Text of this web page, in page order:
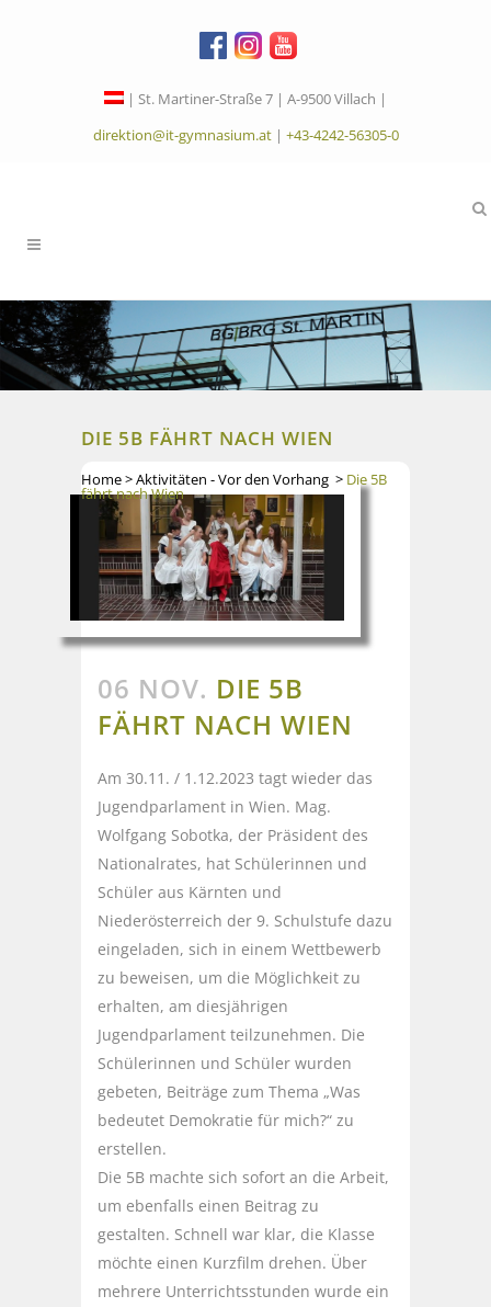
| St. Martiner-Straße 7 | A-9500 Villach |
direktion@it-gymnasium.at| +43-4242-56305-0
DIE 5B FÄHRT NACH WIEN
Home>Aktivitäten - Vor den Vorhang > Die 5B
fährt nach Wien
06 NOV. DIE 5B
FÄHRT NACH WIEN
Am 30.11. / 1.12.2023 tagt wieder das
Jugendparlament in Wien. Mag.
Wolfgang Sobotka, der Präsident des
Nationalrates, hat Schülerinnen und
Schüler aus Kärnten und
Niederösterreich der 9. Schulstufe dazu
eingeladen, sich in einem Wettbewerb
zu beweisen, um die Möglichkeit zu
erhalten, am diesjährigen
Jugendparlament teilzunehmen. Die
Schülerinnen und Schüler wurden
gebeten, Beiträge zum Thema „Was
bedeutet Demokratie für mich?“ zu
erstellen.
Die 5B machte sich sofort an die Arbeit,
um ebenfalls einen Beitrag zu
gestalten. Schnell war klar, die Klasse
möchte einen Kurzfilm drehen. Über
mehrere Unterrichtsstunden wurde ein